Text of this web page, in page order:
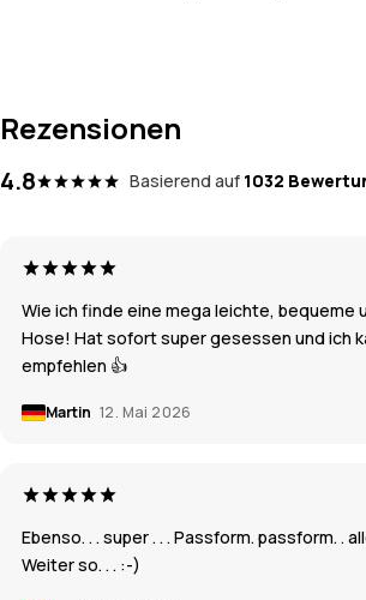
Rezensionen
4.8 Basierend auf 1032
Wie ich finde eine mega leichte, bequeme
Hose! Hat sofort super gesessen und ich
empfehlen 👍
Martin 12. Mai 2026
Ebenso. . . super . . . Passform. passform. .
Weiter so. . . :-)